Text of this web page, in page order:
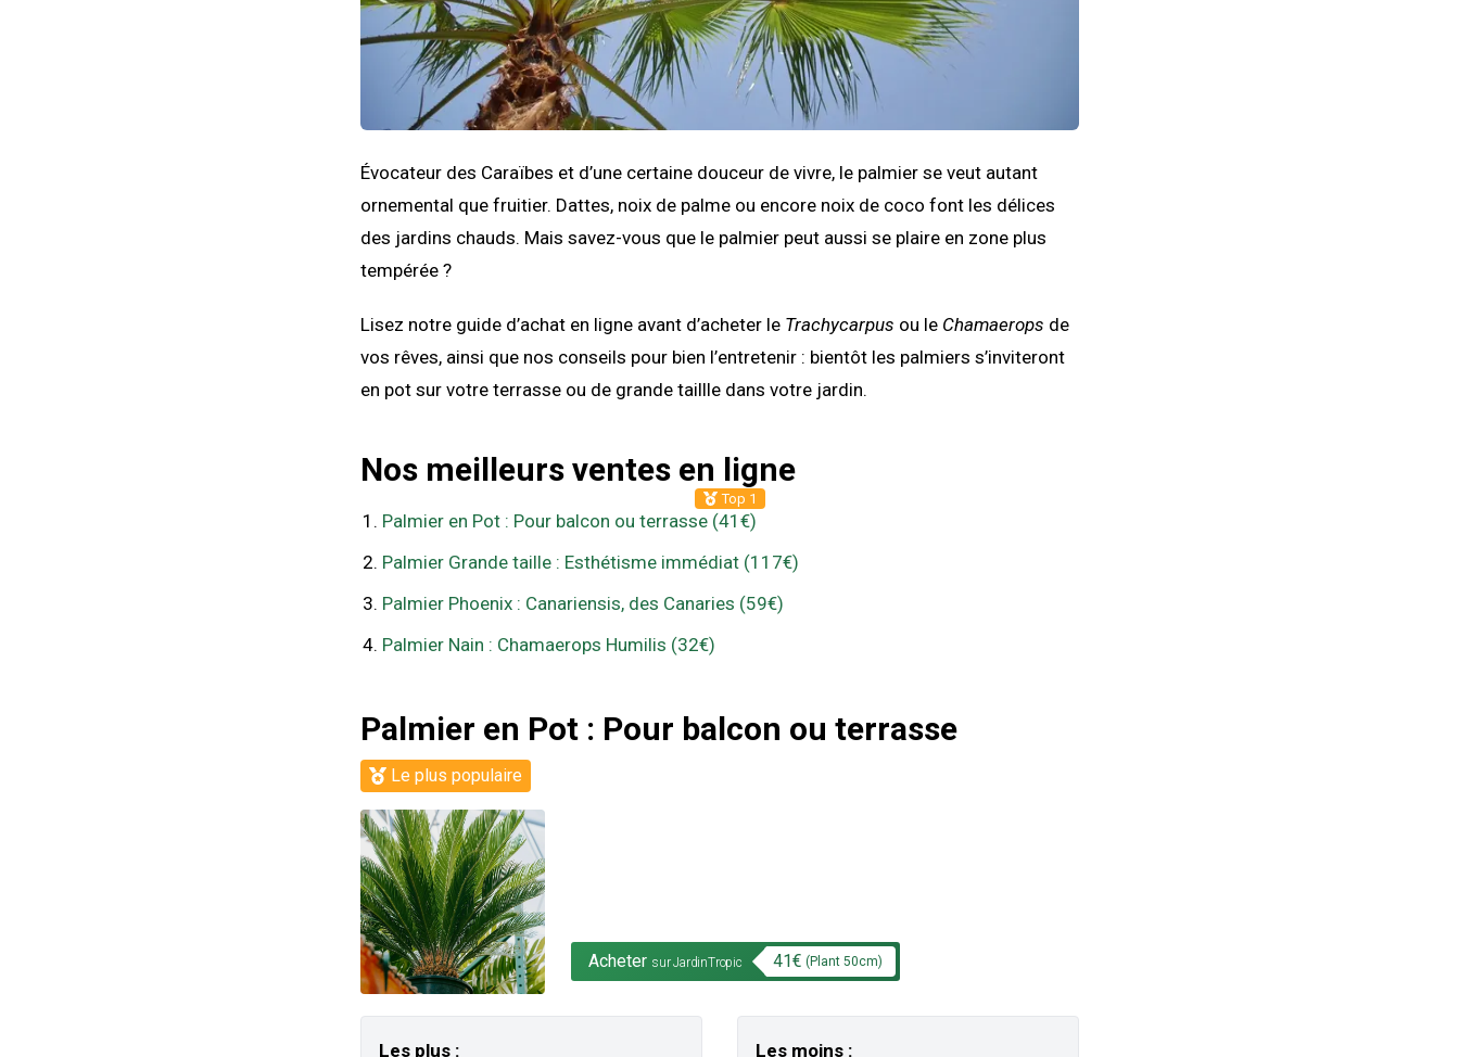
Évocateur des Caraïbes et d’une certaine douceur de vivre, le palmier se veut autant
ornemental que fruitier. Dattes, noix de palme ou encore noix de coco font les délices
des jardins chauds. Mais savez-vous que le palmier peut aussi se plaire en zone plus
tempérée ?
Lisez notre guide d’achat en ligne avant d’acheter le Trachycarpus ou le Chamaerops de
vos rêves, ainsi que nos conseils pour bien l’entretenir : bientôt les palmiers s’inviteront
en pot sur votre terrasse ou de grande taillle dans votre jardin.
Nos meilleurs ventes en ligne
Palmier en Pot : Pour balcon ou terrasse (41€)
Top 1
Palmier Grande taille : Esthétisme immédiat (117€)
Palmier Phoenix : Canariensis, des Canaries (59€)
Palmier Nain : Chamaerops Humilis (32€)
Palmier en Pot : Pour balcon ou terrasse
Le plus populaire
Acheter sur JardinTropic 41€ (Plant 50cm)
Les plus :
Les moins :